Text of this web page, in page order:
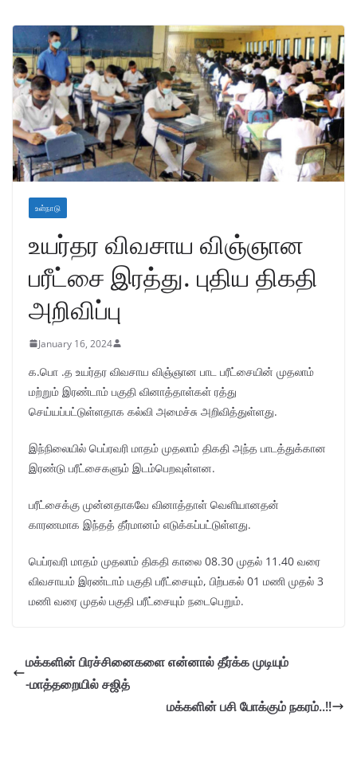
உள்நாடு
உயர்தர விவசாய விஞ்ஞான
பரீட்சை இரத்து. புதிய திகதி
அறிவிப்பு
January 16, 2024
க.பொ .த உயர்தர விவசாய விஞ்ஞான பாட பரீட்சையின் முதலாம்
மற்றும் இரண்டாம் பகுதி வினாத்தாள்கள் ரத்து
செய்யப்பட்டுள்ளதாக கல்வி அமைச்சு அறிவித்துள்ளது.
இந்நிலையில் பெப்ரவரி மாதம் முதலாம் திகதி அந்த பாடத்துக்கான
இரண்டு பரீட்சைகளும் இடம்பெறவுள்ளன.
பரீட்சைக்கு முன்னதாகவே வினாத்தாள் வெளியானதன்
காரணமாக இந்தத் தீர்மானம் எடுக்கப்பட்டுள்ளது.
பெப்ரவரி மாதம் முதலாம் திகதி காலை 08.30 முதல் 11.40 வரை
விவசாயம் இரண்டாம் பகுதி பரீட்சையும், பிற்பகல் 01 மணி முதல் 3
மணி வரை முதல் பகுதி பரீட்சையும் நடைபெறும்.
மக்களின் பிரச்சினைகளை என்னால் தீர்க்க முடியும்
-மாத்தறையில் சஜித்
மக்களின் பசி போக்கும் நகரம்..!!